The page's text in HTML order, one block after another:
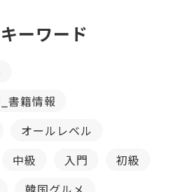
ーワード
書籍情報
オールレベル
中級 入門
初級